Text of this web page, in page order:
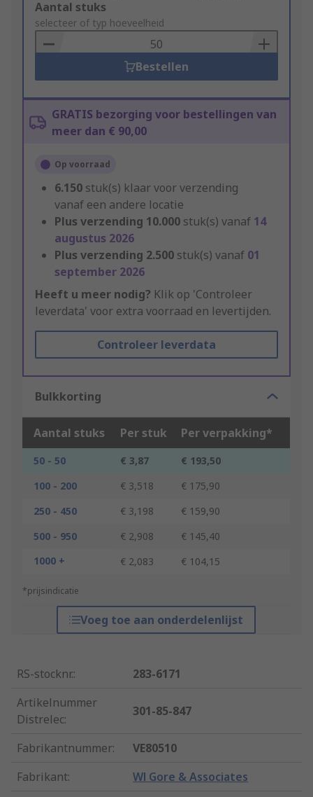
Add
to
Basket
Aantal stuks
selecteer of typ hoeveelheid
Bestellen
GRATIS bezorging voor bestellingen van
meer dan € 90,00
Op voorraad
6.150 stuk(s) klaar voor verzending
vanaf een andere locatie
Plus verzending 10.000 stuk(s) vanaf 14
augustus 2026
Plus verzending 2.500 stuk(s) vanaf 01
september 2026
Heeft u meer nodig? Klik op 'Controleer
leverdata' voor extra voorraad en levertijden.
Controleer leverdata
Bulkkorting
Aantal stuks Per stuk Per verpakking*
50 - 50 € 3,87
€ 193,50
100 - 200
€ 3,518
€ 175,90
250 - 450
€ 3,198
€ 159,90
500 - 950
€ 2,908
€ 145,40
1000 +
€ 2,083 € 104,15
*prijsindicatie
Voeg toe aan onderdelenlijst
RS-stocknr.:
283-6171
Artikelnummer
Distrelec:
301-85-847
Fabrikantnummer:
VE80510
Fabrikant: Wl Gore & Associates